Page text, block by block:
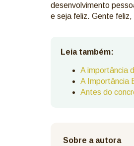
desenvolvimento
e seja feliz. Gente feliz,
Leia também:
A importância
A Importância
Antes do
Sobre a autora